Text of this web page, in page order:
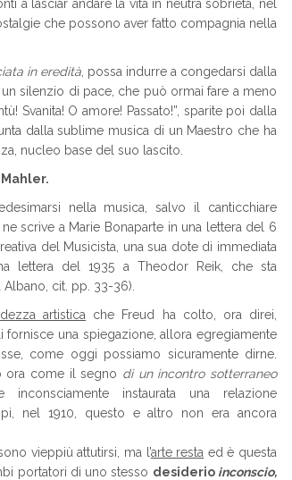
a lasciar andare la vita in neutra sobrietà, nel
che possono aver fatto compagnia nella
in eredità , possa indurre a congedarsi dalla
silenzio di pace, che può ormai fare a meno
Svanita! O amore! Passato!”, sparite poi dalla
dalla sublime musica di un Maestro che ha
nucleo base del suo lascito.
nella musica, salvo il canticchiare
scrive a Marie Bonaparte in una lettera del 6
del Musicista, una sua dote di immediata
lettera del 1935 a Theodor Reik, che sta
cit. pp. 33-36).
artistica che Freud ha colto, ora direi,
una spiegazione, allora egregiamente
come oggi possiamo sicuramente dirne.
ora come il segno di un incontro sotterraneo
instaurata una relazione
nel 1910, questo e altro non era ancora
vieppiù attutirsi, ma l’arte resta ed è questa
portatori di uno stesso desiderio inconscio,